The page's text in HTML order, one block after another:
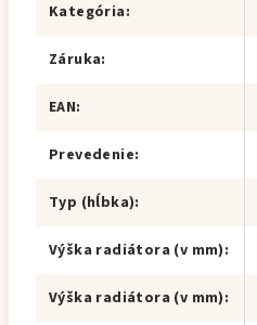
Kategória:
Záruka:
EAN:
Prevedenie:
Typ (hĺbka):
Výška radiátora (v mm):
Výška radiátora (v mm):